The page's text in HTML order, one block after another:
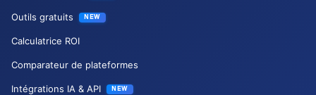
Outils gratuits NEW
Calculatrice ROI
Comparateur de plateformes
Intégrations IA & API NEW